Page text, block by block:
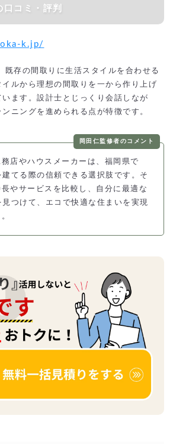
口コミ・評判
k.jp/
既存の間取りに生活スタイルを合わせる
ルから理想の間取りを一から作り上げ
ます。設計士とじっくり会話しなが
ニングを進められる点が特徴です。
岡田仁監修者のコメント
店やハウスメーカーは、福岡県で
てる際の信頼できる選択肢です。そ
やサービスを比較し、自分に最適な
つけて、エコで快適な住まいを実現